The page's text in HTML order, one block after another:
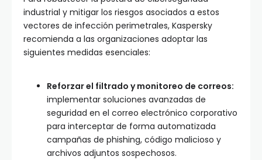
industrial y mitigar los riesgos asociados a estos
vectores de infección perimetrales, Kaspersky
recomienda a las organizaciones adoptar las
siguientes medidas esenciales:
Reforzar el filtrado y monitoreo de correos:
implementar soluciones avanzadas de
seguridad en el correo electrónico corporativo
para interceptar de forma automatizada
campañas de phishing, código malicioso y
archivos adjuntos sospechosos.